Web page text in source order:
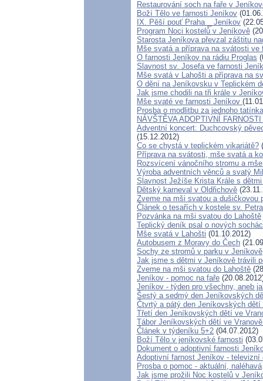
Restaurování soch na faře v
Boží Tělo ve farnosti Jeníkov
IX. Pěší pouť Praha _ Jeníkov
Program Noci kostelů v Jeníkově
Starosta Jeníkova převzal záštitu
Mše svatá a příprava na svátosti ve
O farnosti Jeníkov na rádiu Proglas
Slavnost sv. Josefa ve farnosti
Mše svatá v Lahošti a příprava na
O dění na Jeníkovsku v Teplickém
Jak jsme chodili na tři krále v
Mše svaté ve farnosti Jeníkov
Prosba o modlitbu za jednoho tatínka
NÁVŠTĚVA ADOPTIVNÍ
Adventní koncert: Duchcovský
(15.12.2012)
Co se chystá v teplickém vikariátě?
Příprava na svátosti, mše svatá a
Rozsvícení vánočního stromu a
Výroba adventních věnců a svatý
Slavnost Ježíše Krista Krále s
Dětský karneval v Oldřichově
Zveme na mši svatou a dušičkovou
Článek o tesařích v kostele sv.
Pozvánka na mši svatou do Lahoště
Teplický deník psal o nových
Mše svatá v Lahošti (01.10.2012)
Autobusem z Moravy do Čech
Sochy ze stromů v parku v Jeníkově
Jak jsme s dětmi v Jeníkově trávili
Zveme na mši svatou do Lahoště
Jeníkov - pomoc na faře
Jeníkov - týden pro všechny, aneb
Šestý a sedmý den Jeníkovských
Čtvrtý a pátý den Jeníkovských dětí
Třetí den Jeníkovských dětí ve
Tábor Jeníkovských dětí ve
Článek v týdeníku 5+2 (04.07.2012)
Boží Tělo v jeníkovské farnosti
Dokument o adoptivní farnosti
Adoptivní farnost Jeníkov - televizní
Prosba o pomoc - aktuální, naléhavá
Jak jsme prožili Noc kostelů v